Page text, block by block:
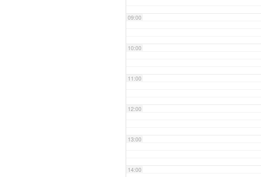
09:00
10:00
11:00
12:00
13:00
14:00